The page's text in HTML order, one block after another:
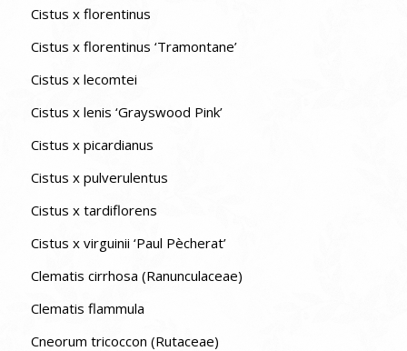
Cistus x florentinus
Cistus x florentinus ‘Tramontane’
Cistus x lecomtei
Cistus x lenis ‘Grayswood Pink’
Cistus x picardianus
Cistus x pulverulentus
Cistus x tardiflorens
Cistus x virguinii ‘Paul Pècherat’
Clematis cirrhosa (Ranunculaceae)
Clematis flammula
Cneorum tricoccon (Rutaceae)